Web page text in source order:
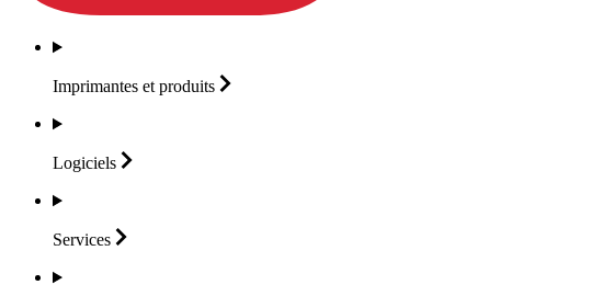
Imprimantes et produits
Logiciels
Services